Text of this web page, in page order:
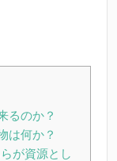
るのか？
は何か？
が資源とし